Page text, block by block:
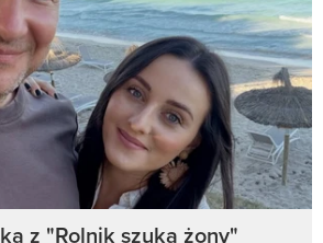
z "Rolnik szuka żony"